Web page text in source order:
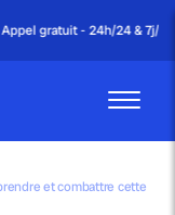
7
et combattre cette